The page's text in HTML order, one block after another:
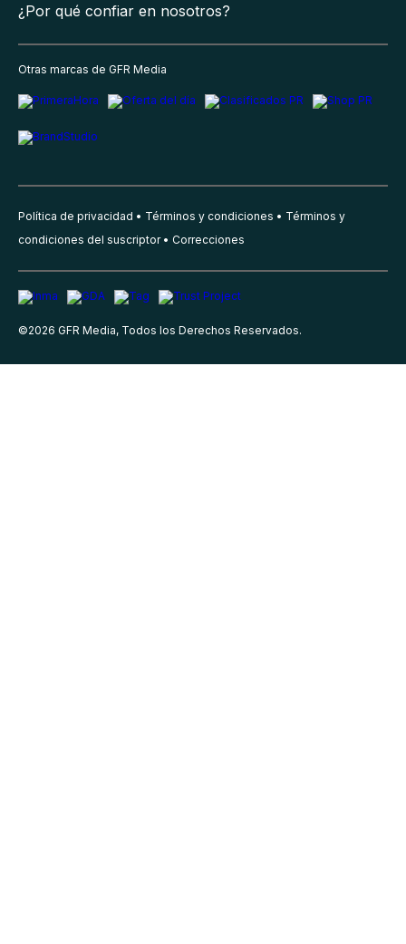
¿Por qué confiar en nosotros?
Otras marcas de GFR Media
Política de privacidad Términos y condiciones
Términos y
condiciones del suscriptor
Correcciones
©2026 GFR Media, Todos los Derechos Reservados.